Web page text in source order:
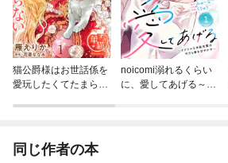
猫公爵様はお世話係を
愛玩したくてたまらな
noicomi溺れるくらい
に、愛してあげる～イ
同じ作者の本